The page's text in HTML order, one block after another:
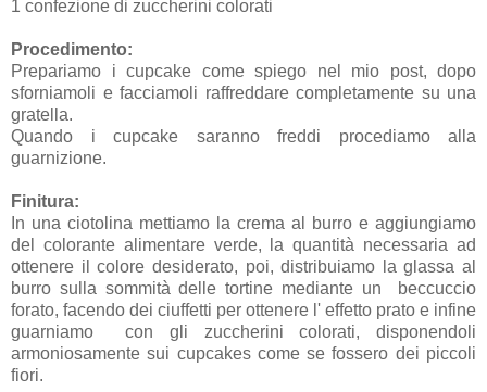
1 confezione di zuccherini colorati
Procedimento:
Prepariamo i cupcake come spiego nel mio post, dopo
sforniamoli e facciamoli raffreddare completamente su una
gratella.
Quando i cupcake saranno freddi procediamo alla
guarnizione.
Finitura:
In una ciotolina mettiamo la crema al burro e aggiungiamo
del colorante alimentare verde, la quantità necessaria ad
ottenere il colore desiderato, poi, distribuiamo la glassa al
burro sulla sommità delle tortine mediante un beccuccio
forato, facendo dei ciuffetti per ottenere l' effetto prato e infine
guarniamo con gli zuccherini colorati, disponendoli
armoniosamente sui cupcakes come se fossero dei piccoli
fiori.